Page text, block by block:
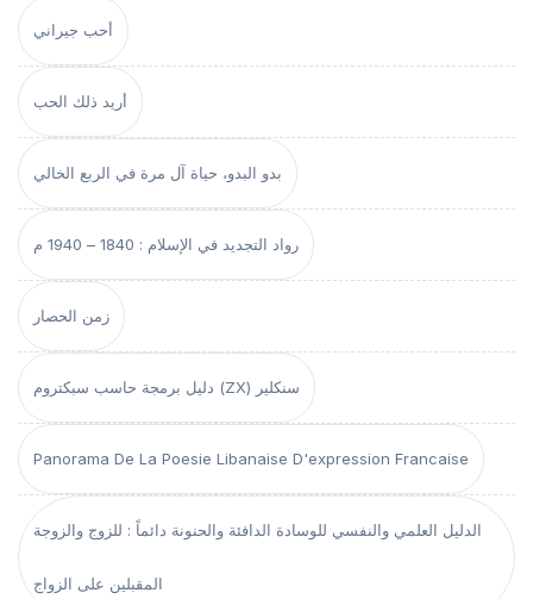
أحب جيراني
أريد ذلك الحب
بدو البدو، حياة آل مرة في الربع الخالي
رواد التجديد في الإسلام : 1840 – 1940 م
زمن الحصار
دليل برمجة حاسب سبكتروم (ZX) سنكلير
Panorama De La Poesie Libanaise D'expression Francaise
الدليل العلمي والنفسي للوسادة الدافئة والحنونة دائماً : للزوج والزوجة
المقبلين على الزواج